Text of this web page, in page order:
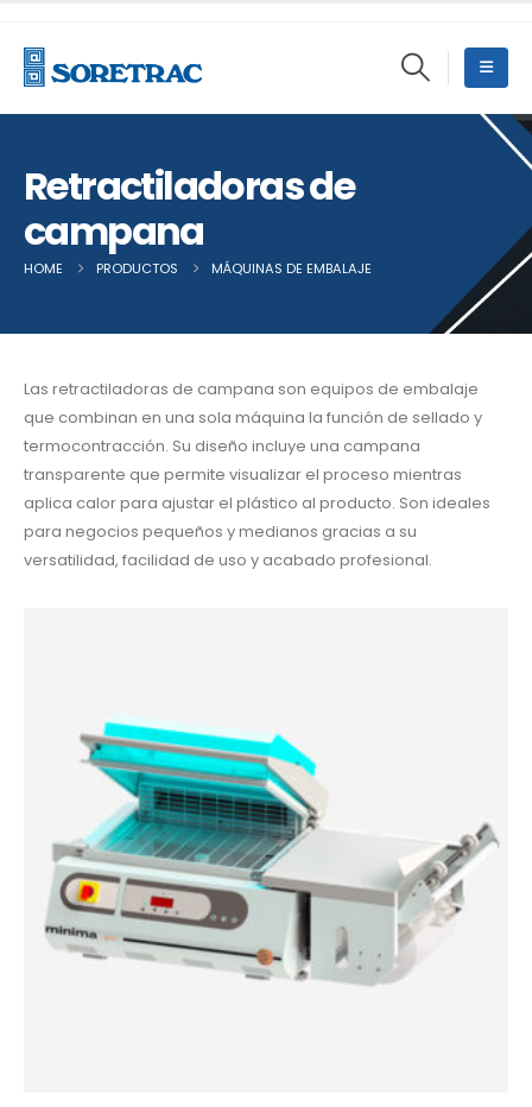
Retractiladoras de
campana
HOME PRODUCTOS MÁQUINAS DE EMBALAJE RETRACTILADORAS
Las retractiladoras de campana son equipos de embalaje
que combinan en una sola máquina la función de sellado y
termocontracción. Su diseño incluye una campana
transparente que permite visualizar el proceso mientras
aplica calor para ajustar el plástico al producto. Son ideales
para negocios pequeños y medianos gracias a su
versatilidad, facilidad de uso y acabado profesional.